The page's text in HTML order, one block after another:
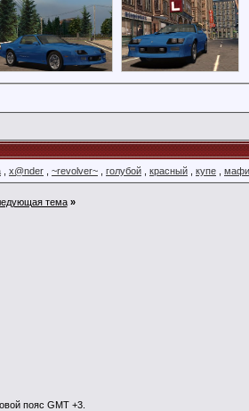
x@nder ~revolver~ голубой красный купе
тема »
пояс GMT +3.